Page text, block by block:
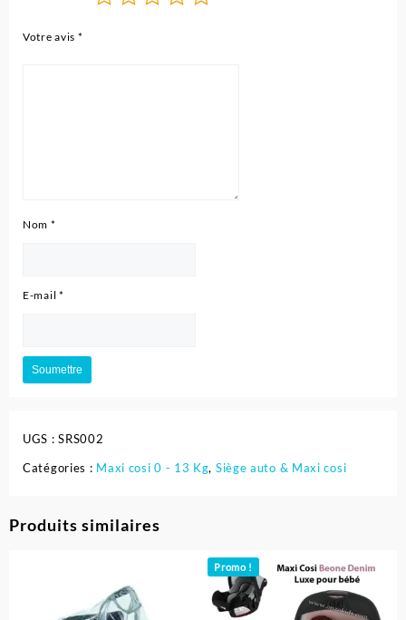
Votre avis *
Nom *
E-mail *
UGS :SRS002
Catégories : Maxi cosi 0 - 13 Kg, Siège auto & Maxi cosi
Produits similaires
Promo !